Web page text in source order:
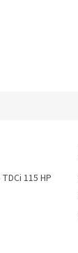
115 HP